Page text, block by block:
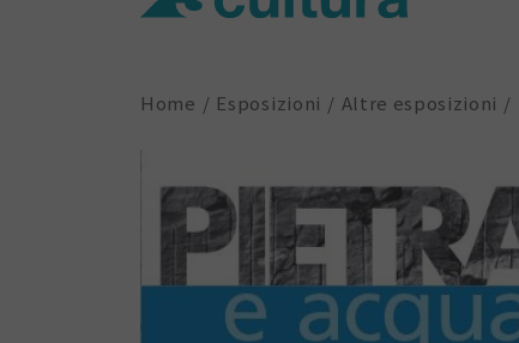
Home Esposizioni Altre esposizioni